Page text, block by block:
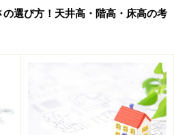
畳を敷く
のではなく、計画当初からそ
とです。使い勝手をあらかじ
具の配置はもちろん照明の位
も変わってくるからです。ユ
昼寝スペースなどまさに多目
の選び方！天井高・階高・床高の考